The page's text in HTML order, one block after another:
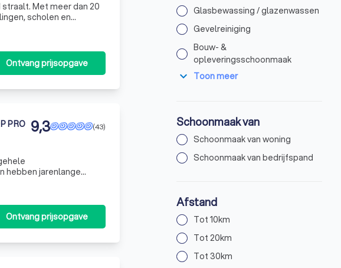
Met meer dan 20
scholen en
specialistis
Ontvang prijsopgave
PRO (43)
9,3
Ontvang prijsopgave
Glasbewassing / glazenwassen
Gevelreiniging
Bouw- &
opleveringsschoonmaak
expand_more Toon meer
Schoonmaak van
Schoonmaak van woning
Schoonmaak van bedrijfspand
Afstand
Tot 10km
Tot 20km
Tot 30km